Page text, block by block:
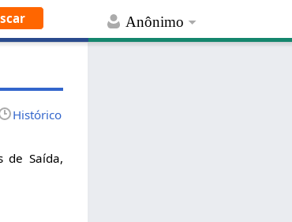
Anônimo
Histórico
de Saída,